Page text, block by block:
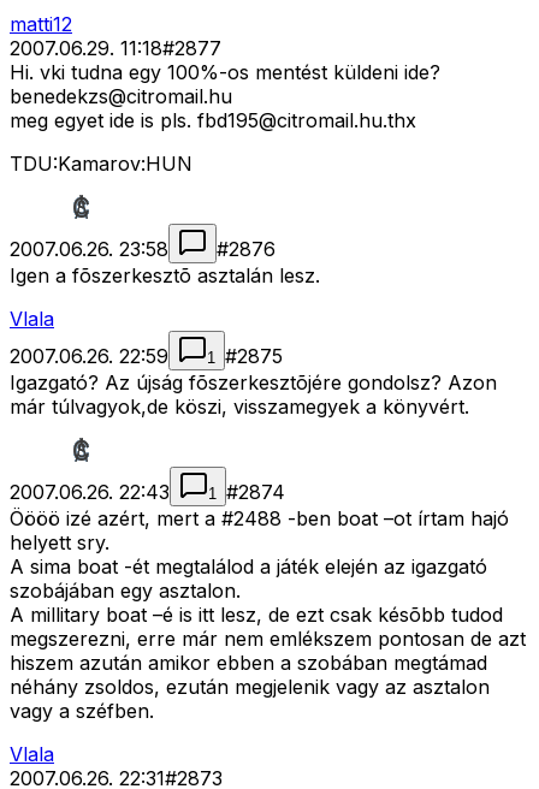
matti12
2007.06.29. 11:18#2877
Hi. vki tudna egy 100%-os mentést küldeni ide?
benedekzs@citromail.hu
meg egyet ide is pls. fbd195@citromail.hu.thx
TDU:Kamarov:HUN
2007.06.26. 23:58 #2876
Igen a fõszerkesztõ asztalán lesz.
Vlala
2007.06.26. 22:59
1 #2875
Igazgató? Az újság fõszerkesztõjére gondolsz? Azon
már túlvagyok,de köszi, visszamegyek a könyvért.
2007.06.26. 22:43 1 #2874
Öööö izé azért, mert a #2488 -ben boat –ot írtam hajó
helyett sry.
A sima boat -ét megtalálod a játék elején az igazgató
szobájában egy asztalon.
A millitary boat –é is itt lesz, de ezt csak késõbb tudod
megszerezni, erre már nem emlékszem pontosan de azt
hiszem azután amikor ebben a szobában megtámad
néhány zsoldos, ezután megjelenik vagy az asztalon
vagy a széfben.
Vlala
2007.06.26. 22:31#2873